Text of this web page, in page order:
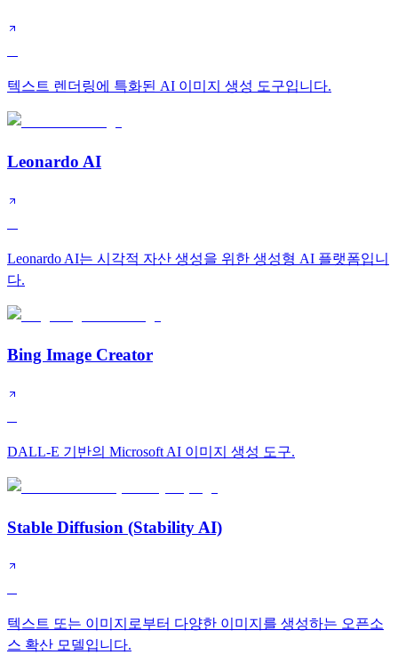
텍스트 렌더링에 특화된 AI 이미지 생성 도구입니다.
Leonardo AI
Leonardo AI는 시각적 자산 생성을 위한 생성형 AI 플랫폼입니
다.
Bing Image Creator
DALL-E 기반의 Microsoft AI 이미지 생성 도구.
Stable Diffusion (Stability AI)
텍스트 또는 이미지로부터 다양한 이미지를 생성하는 오픈소
스 확산 모델입니다.